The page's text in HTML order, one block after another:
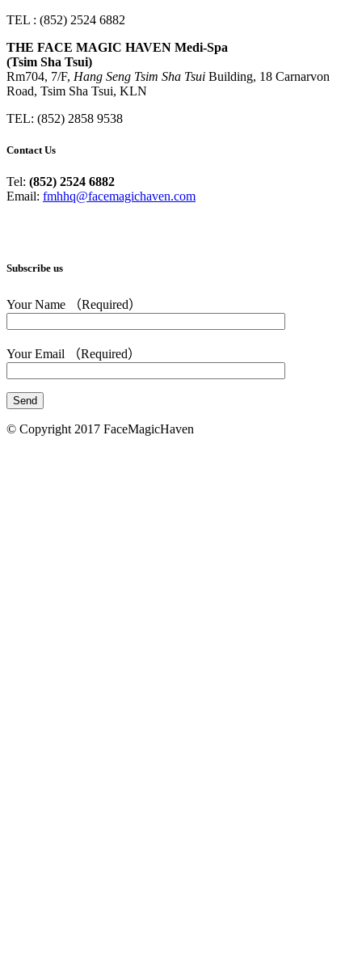
TEL : (852) 2524 6882
THE FACE MAGIC HAVEN Medi-Spa
(Tsim Sha Tsui)
Rm704, 7/F, Hang Seng Tsim Sha Tsui Building, 18 Carnarvon
Road, Tsim Sha Tsui, KLN
TEL: (852) 2858 9538
Contact Us
Tel: (852) 2524 6882
Email: fmhhq@facemagichaven.com
Subscribe us
Your Name （Required）
Your Email （Required）
© Copyright 2017 FaceMagicHaven